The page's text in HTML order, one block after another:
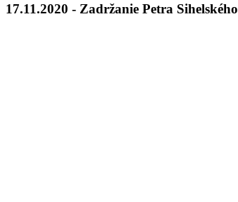
17.11.2020 - Zadržanie Petra Sihelského